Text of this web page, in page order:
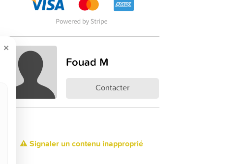
Fouad M
Contacter
⚠️ Signaler un contenu inapproprié
×